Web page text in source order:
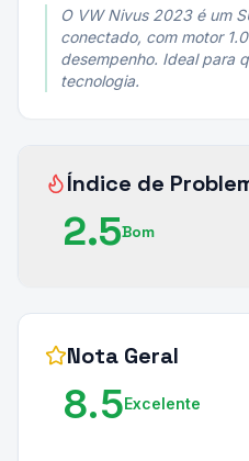
O VW Nivus 2023 é um
conectado, com motor
desempenho. Ideal para
tecnologia.
Índice de
2.5Bom
Nota Geral
8.5Excelente